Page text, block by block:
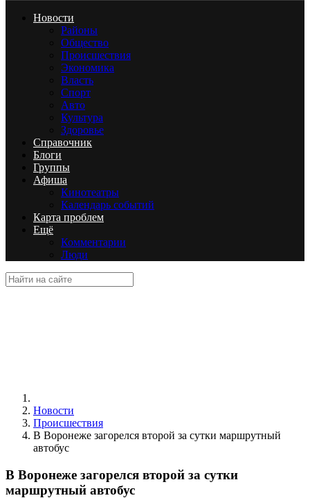
Новости
Районы
Общество
Происшествия
Экономика
Власть
Спорт
Авто
Культура
Здоровье
Справочник
Блоги
Группы
Афиша
Кинотеатры
Календарь событий
Карта проблем
Ещё
Комментарии
Люди
Новости
Происшествия
В Воронеже загорелся второй за сутки маршрутный
автобус
В Воронеже загорелся второй за сутки
маршрутный автобус